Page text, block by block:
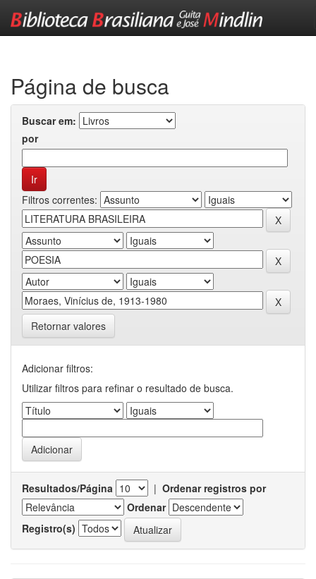
Página de busca
Buscar em:
por
Filtros correntes:
Retornar valores
Adicionar filtros:
Utilizar filtros para refinar o resultado de busca.
Resultados/Página | Ordenar registros por
Ordenar
Registro(s)